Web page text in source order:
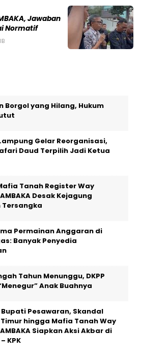
Jawaban
Normatif
Borgol yang Hilang, Hukum
Lampung Gelar Reorganisasi,
Daud Terpilih Jadi Ketua
Tanah Register Way
Desak Kejagung
Permainan Anggaran di
Banyak Penyedia
Tahun Menunggu, DKPP
Anak Buahnya
Bupati Pesawaran, Skandal
hingga Mafia Tanah Way
Siapkan Aksi Akbar di
KPK